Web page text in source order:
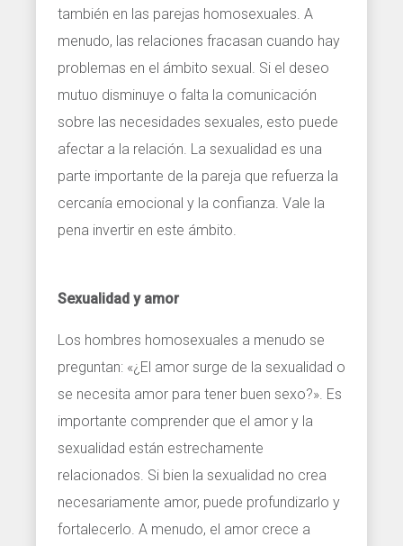
también en las parejas homosexuales. A
menudo, las relaciones fracasan cuando hay
problemas en el ámbito sexual. Si el deseo
mutuo disminuye o falta la comunicación
sobre las necesidades sexuales, esto puede
afectar a la relación. La sexualidad es una
parte importante de la pareja que refuerza la
cercanía emocional y la confianza. Vale la
pena invertir en este ámbito.
Sexualidad y amor
Los hombres homosexuales a menudo se
preguntan: «¿El amor surge de la sexualidad o
se necesita amor para tener buen sexo?». Es
importante comprender que el amor y la
sexualidad están estrechamente
relacionados. Si bien la sexualidad no crea
necesariamente amor, puede profundizarlo y
fortalecerlo. A menudo, el amor crece a